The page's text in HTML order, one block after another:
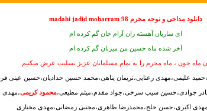
دانلود مداحی و نوحه محرم 98 madahi jadid moharram
ای ساربان آهسته ران آرام جان گم کرده ام
آخر شده ماه حسین من میزبان گم کرده ام
ماه خون ، ماه محرم را به تمام مسلمانان عزیز تسلیت عرض میکنیم.
علیمی،مهدی رعنایی،نریمان پناهی،محمد حسین حدادیان،حسین عینی
جوادی،حسین سیب سرخی،جواد مقدم،میثم مطیعی،محمود کریمی،مهدی
اکبری،حسن خلج،محمدرضا طاهری،مجتبی رمضانی،مهدی مختاری